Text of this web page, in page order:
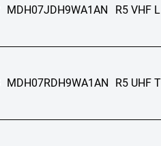
MDH07JDH9WA1AN R5 VHF
MDH07RDH9WA1AN R5 UHF